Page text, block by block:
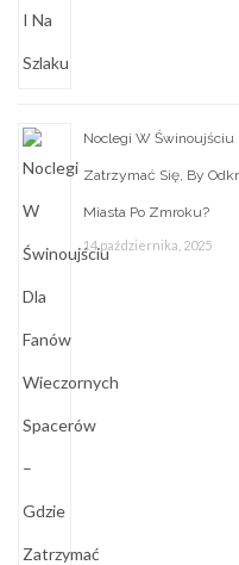
Noclegi W Świnoujściu
Zatrzymać Się, By
Miasta Po Zmroku?
14 października, 2025